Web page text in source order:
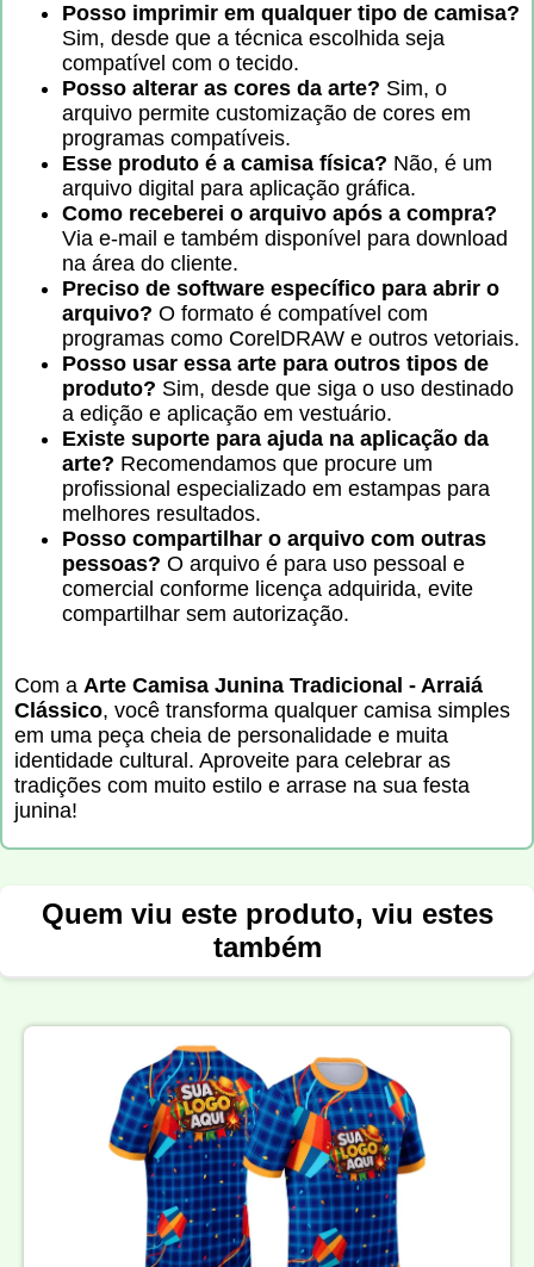
Posso imprimir em qualquer tipo de camisa?
Sim, desde que a técnica escolhida seja
compatível com o tecido.
Posso alterar as cores da arte? Sim, o
arquivo permite customização de cores em
programas compatíveis.
Esse produto é a camisa física? Não, é um
arquivo digital para aplicação gráfica.
Como receberei o arquivo após a compra?
Via e-mail e também disponível para download
na área do cliente.
Preciso de software específico para abrir o
arquivo? O formato é compatível com
programas como CorelDRAW e outros vetoriais.
Posso usar essa arte para outros tipos de
produto? Sim, desde que siga o uso destinado
a edição e aplicação em vestuário.
Existe suporte para ajuda na aplicação da
arte? Recomendamos que procure um
profissional especializado em estampas para
melhores resultados.
Posso compartilhar o arquivo com outras
pessoas? O arquivo é para uso pessoal e
comercial conforme licença adquirida, evite
compartilhar sem autorização.
Com a Arte Camisa Junina Tradicional - Arraiá
Clássico, você transforma qualquer camisa simples
em uma peça cheia de personalidade e muita
identidade cultural. Aproveite para celebrar as
tradições com muito estilo e arrase na sua festa
junina!
Quem viu este produto, viu estes
também